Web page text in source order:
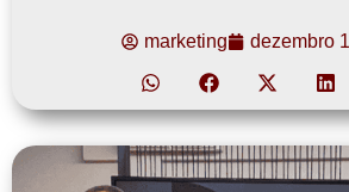
marketing dezembro